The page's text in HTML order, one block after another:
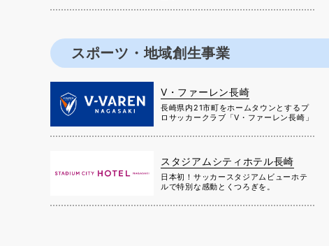
スポーツ・地域創生事業
V・ファーレン長崎
長崎県内21市町をホームタウンとするプ
ロサッカークラブ「V・ファーレン長崎」
スタジアムシティホテル長崎
日本初！サッカースタジアムビューホテ
ルで特別な感動とくつろぎを。